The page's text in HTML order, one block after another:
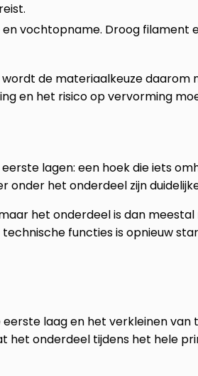
vochtopname. Droog filament
de materiaalkeuze
en het risico op vervorming
lagen: een hoek die iets
het onderdeel zijn
het onderdeel is dan
functies is opnieuw
laag en het verkleinen
het onderdeel tijdens het hele